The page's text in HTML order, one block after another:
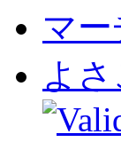
マ
よ